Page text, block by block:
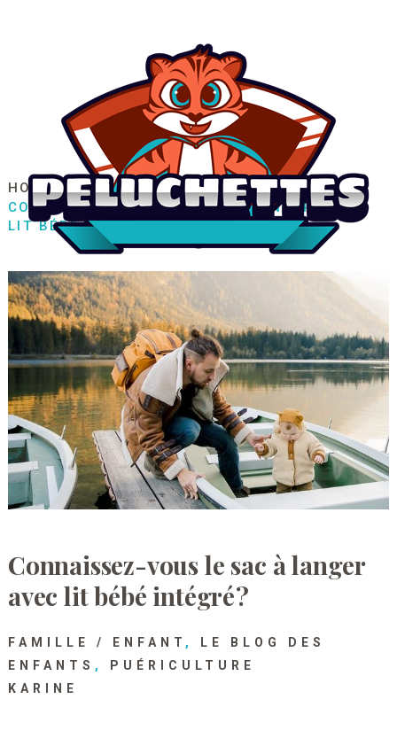
HOME FAMILLE / ENFANT
PUÉRICULTURE
CONNAISSEZ-VOUS LE SAC À LANGER AVEC
LIT BÉBÉ INTÉGRÉ ?
Connaissez-vous le sac à langer
avec lit bébé intégré ?
FAMILLE / ENFANT ,
LE BLOG DES
ENFANTS ,
PUÉRICULTURE
KARINE